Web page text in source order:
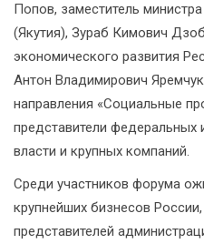
Попов, заместитель
(Якутия), Зураб Кимович
экономического развития
Антон Владимирович
направления «Социальные
представители федеральных
власти и крупных компаний.
Среди участников форума
крупнейших бизнесов
представителей